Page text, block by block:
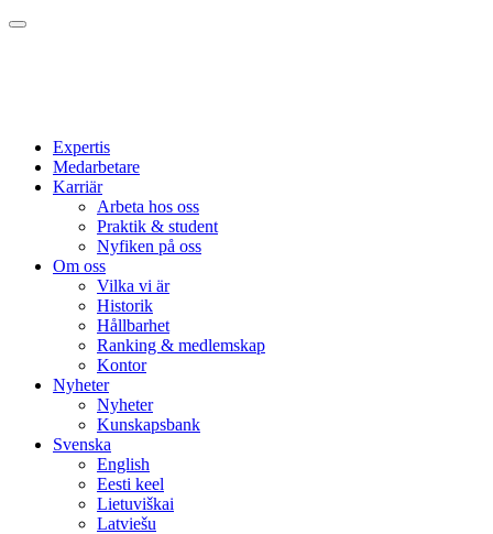
Expertis
Medarbetare
Karriär
Arbeta hos oss
Praktik & student
Nyfiken på oss
Om oss
Vilka vi är
Historik
Hållbarhet
Ranking & medlemskap
Kontor
Nyheter
Nyheter
Kunskapsbank
Svenska
English
Eesti keel
Lietuviškai
Latviešu